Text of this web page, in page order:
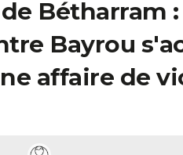
Bétharram :
Bayrou
affaire de